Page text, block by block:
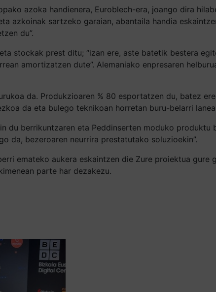
azoka handienera, Euroblech-era, joango dira
azkoinak sartzeko garaian, abantaila handia
du”.
stockak prest ditu; “izan ere, aste batetik bestera
amortizatzen dute”. Alemaniako enpresaren
da. Produkzioaren % 80 esportatzen du, batez
da eta bulego teknikoan horretan buru-belarri
du berrikuntzaren eta Peddinserten moduko produktu
da, bezeroaren neurrira prestatutako soluzioekin”.
emateko aukera eskaintzen die Zure proiektua
parte har dezakezu.